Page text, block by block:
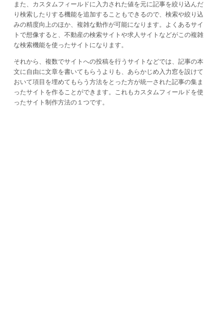
また、カスタムフィールドに入力された値を元に記事を絞り込んだ
り検索したりする機能を追加することもできるので、検索や絞り込
みの精度向上のほか、複雑な動作が可能になります。よくあるサイ
トで想像すると、不動産の検索サイトや求人サイトなどがこの複雑
な検索機能を使ったサイトになります。
それから、複数でサイトへの投稿を行うサイトなどでは、記事の本
文に自由に文章を書いてもらうよりも、あらかじめ入力窓を設けて
おいて項目を埋めてもらう方法をとった方が統一された記事の集ま
ったサイトを作ることができます。これもカスタムフィールドを使
ったサイト制作方法の１つです。